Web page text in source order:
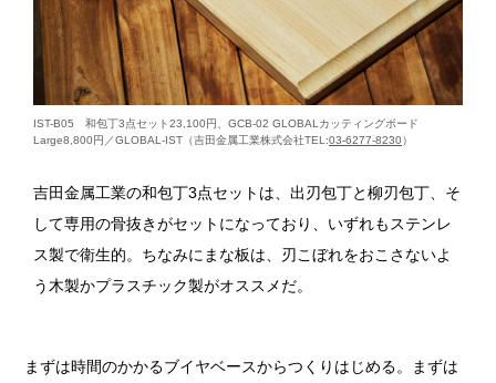
IST-B05 和包丁3点セット23,100円、GCB-02 GLOBALカッティングボード
Large8,800円／GLOBAL-IST（吉田金属工業株式会社TEL:03-6277-8230）
吉田金属工業の和包丁3点セットは、出刃包丁と柳刃包丁、そ
して専用の骨抜きがセットになっており、いずれもステンレ
ス製で衛生的。ちなみにまな板は、刃こぼれをおこさないよ
う木製かプラスチック製がオススメだ。
まずは時間のかかるブイヤベースからつくりはじめる。まずは